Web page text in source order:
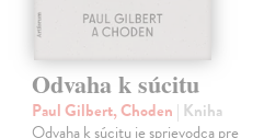
Odvaha k súcitu
Paul Gilbert, Choden | Kniha
Odvaha k súcitu je sprievodca pre